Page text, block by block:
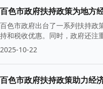
百色市政府扶持政策为地方
百色市政府出台了一系列扶持政
持和税收优惠。同时，政府还注
2025-10-22
百色市政府扶持政策助力经